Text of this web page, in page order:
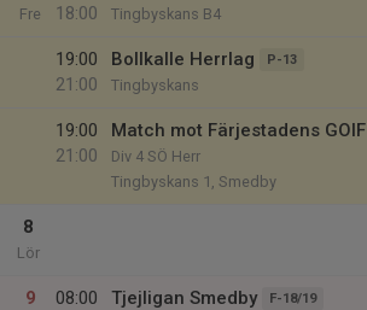
Fre
18:00
Tingbyskans B4
19:00
21:00
Bollkalle Herrlag P-13
Tingbyskans
19:00
21:00
Match mot Färjestadens GOIF
Div 4 SÖ Herr
Tingbyskans 1, Smedby
8
Lör
9
08:00
Tjejligan Smedby F-18/19